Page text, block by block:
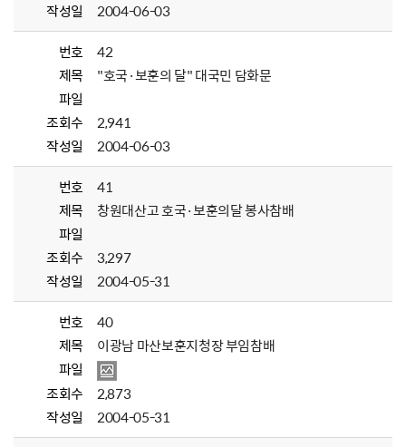
작성일
2004-06-03
번호
42
제목
"호국·보훈의 달" 대국민 담화문
파일
조회수
2,941
작성일
2004-06-03
번호
41
제목
창원대산고 호국·보훈의달 봉사참배
파일
조회수
3,297
작성일
2004-05-31
번호
40
제목
이광남 마산보훈지청장 부임참배
파일
조회수
2,873
작성일
2004-05-31